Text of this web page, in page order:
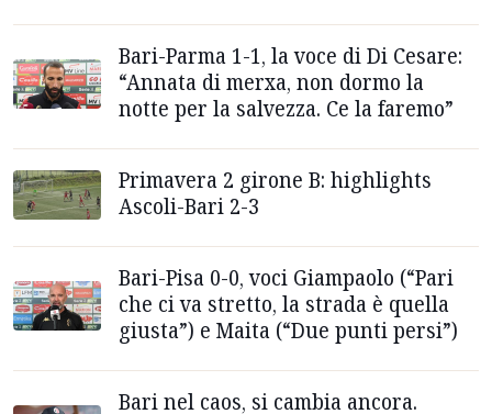
Bari-Parma 1-1, la voce di Di Cesare:
“Annata di merxa, non dormo la
notte per la salvezza. Ce la faremo”
Primavera 2 girone B: highlights
Ascoli-Bari 2-3
Bari-Pisa 0-0, voci Giampaolo (“Pari
che ci va stretto, la strada è quella
giusta”) e Maita (“Due punti persi”)
Bari nel caos, si cambia ancora.